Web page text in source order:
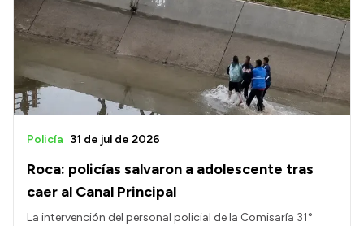
Roca: policías salvaron a adolescente tras
caer al Canal Principal
Policía 31 de jul de 2026
La intervención del personal policial de la Comisaría 31°